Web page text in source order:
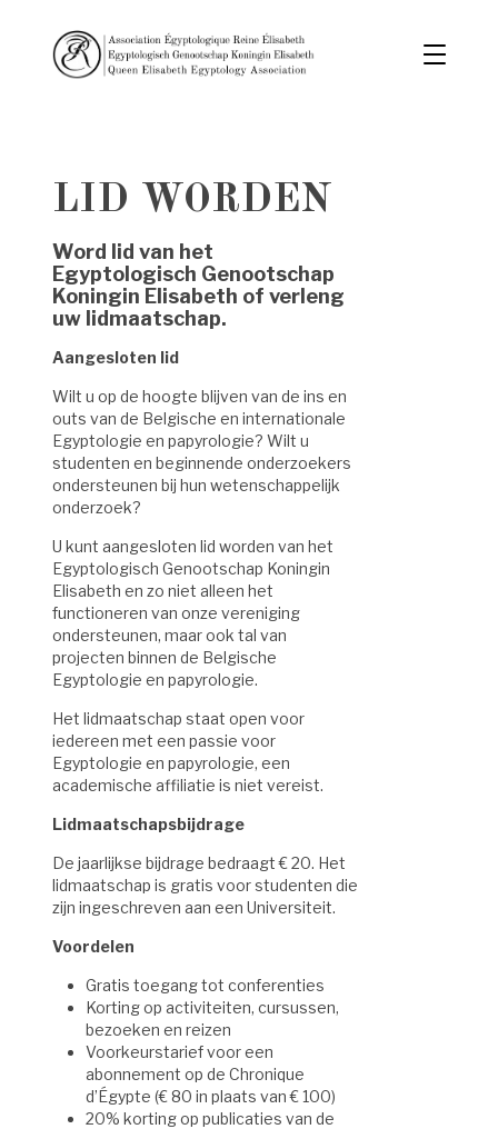
LID WORDEN
Word lid van het
Egyptologisch Genootschap
Koningin Elisabeth of verleng
uw lidmaatschap.
Aangesloten lid
Wilt u op de hoogte blijven van de ins en
outs van de Belgische en internationale
Egyptologie en papyrologie? Wilt u
studenten en beginnende onderzoekers
ondersteunen bij hun wetenschappelijk
onderzoek?
U kunt aangesloten lid worden van het
Egyptologisch Genootschap Koningin
Elisabeth en zo niet alleen het
functioneren van onze vereniging
ondersteunen, maar ook tal van
projecten binnen de Belgische
Egyptologie en papyrologie.
Het lidmaatschap staat open voor
iedereen met een passie voor
Egyptologie en papyrologie, een
academische affiliatie is niet vereist.
Lidmaatschapsbijdrage
De jaarlijkse bijdrage bedraagt € 20. Het
lidmaatschap is gratis voor studenten die
zijn ingeschreven aan een Universiteit.
Voordelen
Gratis toegang tot conferenties
Korting op activiteiten, cursussen,
bezoeken en reizen
Voorkeurstarief voor een
abonnement op de Chronique
d’Égypte (€ 80 in plaats van € 100)
20% korting op publicaties van de